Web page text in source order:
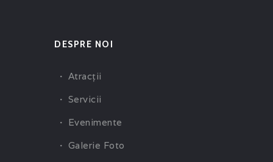
DESPRE NOI
Atracţii
Servicii
Evenimente
Galerie Foto